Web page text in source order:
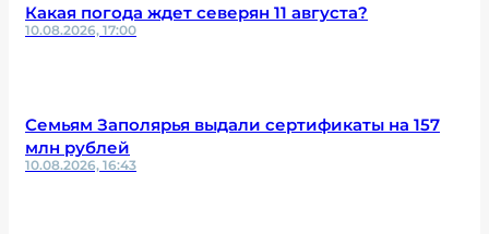
Какая погода ждет северян 11 августа?
10.08.2026, 17:00
Семьям Заполярья выдали сертификаты на 157
млн рублей
10.08.2026, 16:43